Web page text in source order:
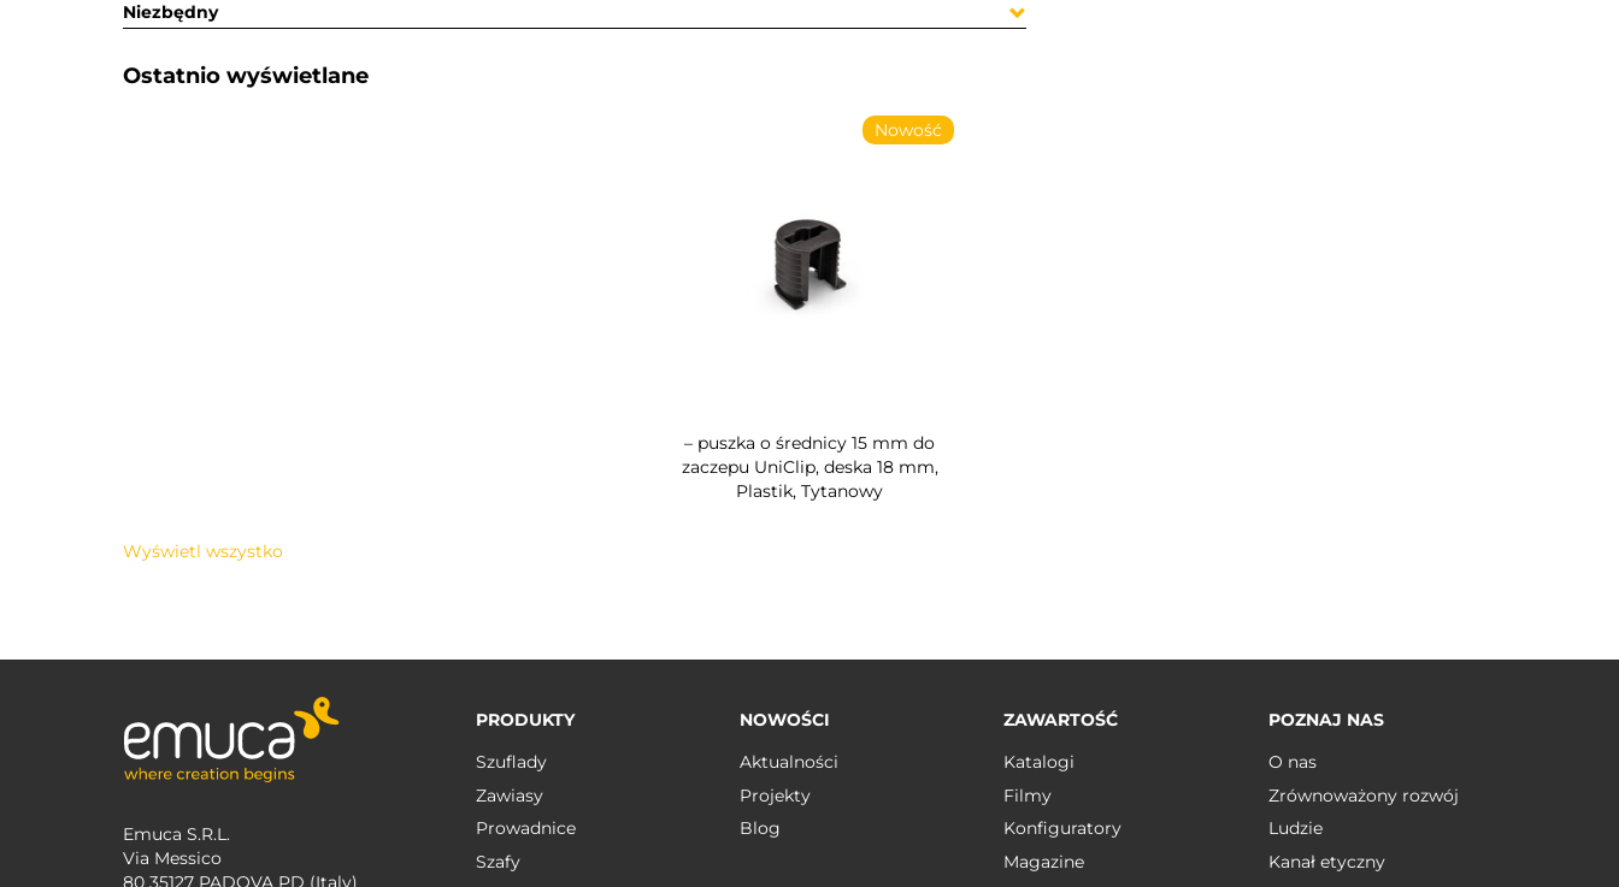
Niezbędny
Ostatnio wyświetlane​
Nowość
– puszka o średnicy 15 mm do
zaczepu UniClip, deska 18 mm,
Plastik, Tytanowy
Wyświetl wszystko
Emuca S.R.L.
Via Messico
80 35127 PADOVA PD (Italy)
PRODUKTY
Szuflady
Zawiasy
Prowadnice
Szafy
NOWOŚCI
Aktualności
Projekty
Blog
ZAWARTOŚĆ
Katalogi
Filmy
Konfiguratory
Magazine
POZNAJ NAS
O nas
Zrównoważony rozwój
Ludzie
Kanał etyczny